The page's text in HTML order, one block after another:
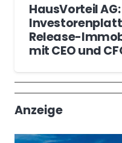
HausVorteil
Release-
mit CEO und
Anzeige